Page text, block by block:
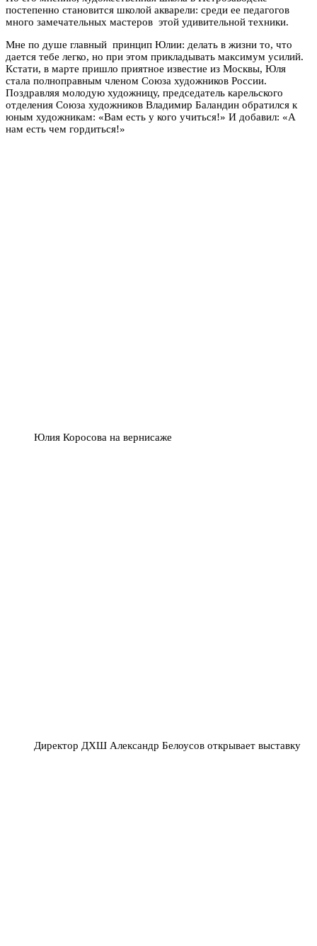
постепенно становится школой акварели: среди ее педагогов
много замечательных мастеров этой удивительной техники.
Мне по душе главный принцип Юлии: делать в жизни то, что
дается тебе легко, но при этом прикладывать максимум усилий.
Кстати, в марте пришло приятное известие из Москвы, Юля
стала полноправным членом Союза художников России.
Поздравляя молодую художницу, председатель карельского
отделения Союза художников Владимир Баландин обратился к
юным художникам: «Вам есть у кого учиться!» И добавил: «А
нам есть чем гордиться!»
Юлия Коросова на вернисаже
Директор ДХШ Александр Белоусов открывает выставку